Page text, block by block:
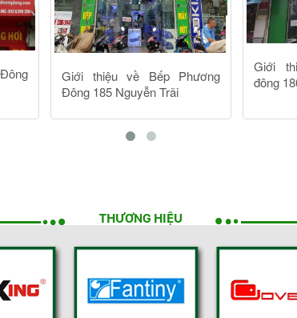
THƯƠNG HIỆU